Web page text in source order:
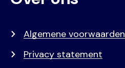
Algemene voorwaarden
Privacy statement